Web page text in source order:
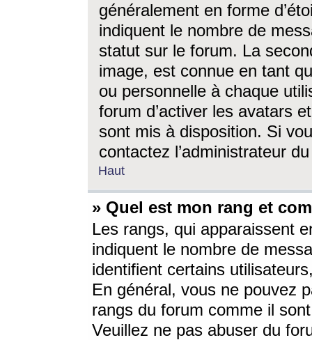
généralement en forme
indiquent le nombre de
statut sur le forum. La
image, est connue en tant
ou personnelle à chaque
forum d’activer les avatars
sont mis à disposition. Si
contactez l’administrateur
Haut
» Quel est mon rang et
Les rangs, qui apparaissent
indiquent le nombre de
identifient certains
En général, vous ne pouvez
rangs du forum comme il
Veuillez ne pas abuser du